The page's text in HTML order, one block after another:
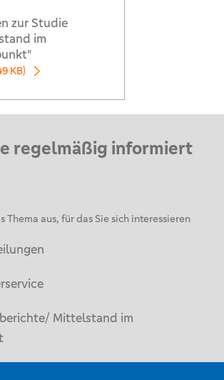
zur Studie
im
KB)
regelmäßig informiert
Thema aus, für das Sie sich interessieren
Mittelstand im